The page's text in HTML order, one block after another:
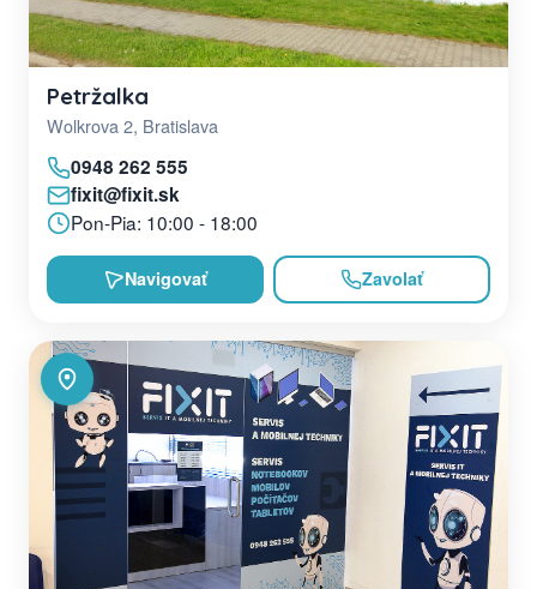
Petržalka
Wolkrova 2, Bratislava
0948 262 555
fixit@fixit.sk
Pon-Pia: 10:00 - 18:00
Navigovať Zavolať